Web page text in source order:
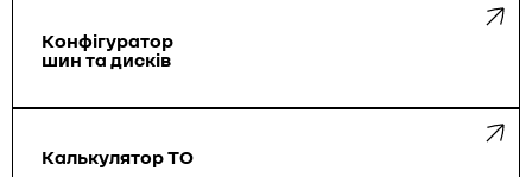
Конфігуратор
шин та дисків
Калькулятор ТО